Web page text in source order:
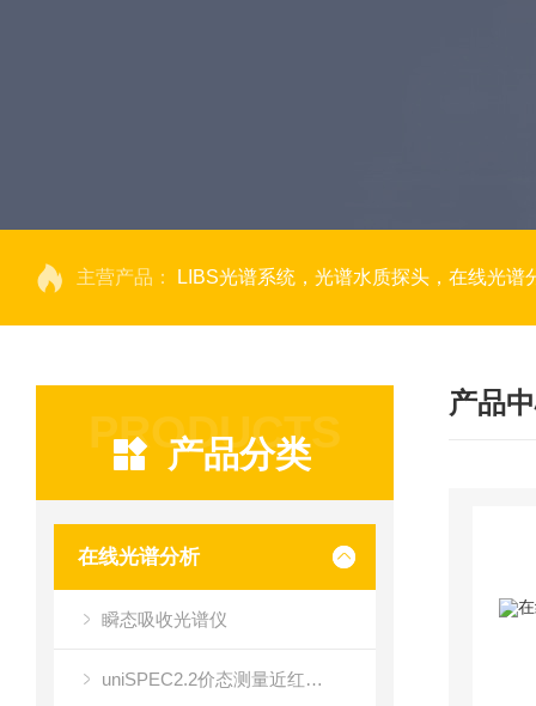
主营产品： LIBS光谱系统，光谱水质探头，在线光谱分析，高光谱相机，量子效
PRODUCTS
产品分类
在线光谱分析
瞬态吸收光谱仪
uniSPEC2.2价态测量近红外光谱仪
产品